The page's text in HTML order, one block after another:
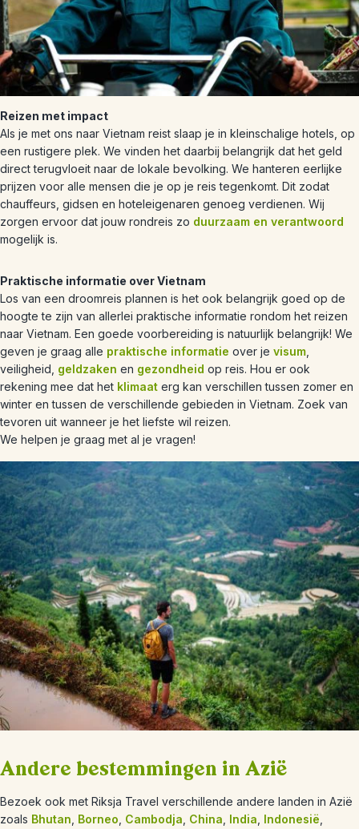
Reizen met impact
Als je met ons naar Vietnam reist slaap je in kleinschalige hotels, op
een rustigere plek. We vinden het daarbij belangrijk dat het geld
direct terugvloeit naar de lokale bevolking. We hanteren eerlijke
prijzen voor alle mensen die je op je reis tegenkomt. Dit zodat
chauffeurs, gidsen en hoteleigenaren genoeg verdienen. Wij
zorgen ervoor dat jouw rondreis zo duurzaam en verantwoord
mogelijk is.
Praktische informatie over Vietnam
Los van een droomreis plannen is het ook belangrijk goed op de
hoogte te zijn van allerlei praktische informatie rondom het reizen
naar Vietnam. Een goede voorbereiding is natuurlijk belangrijk! We
geven je graag alle praktische informatie over je visum
veiligheid, geldzaken en gezondheid op reis. Hou er ook
rekening mee dat het klimaat erg kan verschillen tussen zomer en
winter en tussen de verschillende gebieden in Vietnam. Zoek van
tevoren uit wanneer je het liefste wil reizen.
We helpen je graag met al je vragen!
Andere bestemmingen in Azië
Bezoek ook met Riksja Travel verschillende andere landen in Azië
zoals Bhutan Borneo Cambodja China India Indonesië